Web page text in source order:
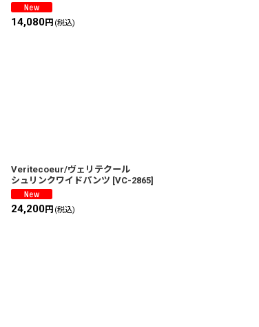
14,080円 (税込)
Veritecoeur/ヴェリテクール
シュリンクワイドパンツ [VC-2865]
24,200円 (税込)